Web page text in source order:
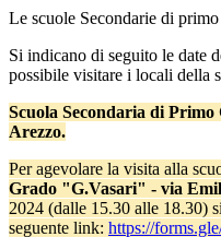
Le scuole Secondarie di
Si indicano di seguito le date
possibile visitare i locali della
Scuola Secondaria di
Arezzo.
Per agevolare la visita alla
Grado "G.Vasari" - via
2024 (dalle 15.30 alle 18.30)
seguente link: https://